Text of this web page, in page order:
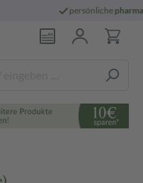
Beratung